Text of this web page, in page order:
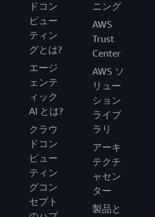
ドコン
ピュー
ティン
グとは?
エージ
ェンテ
ィック
AI とは?
クラウ
ドコン
ピュー
ティン
グコン
セプト
ニング
AWS
Trust
Center
AWS ソ
リュー
ション
ライブ
ラリ
アーキ
テクチ
ャセン
ター
製品と